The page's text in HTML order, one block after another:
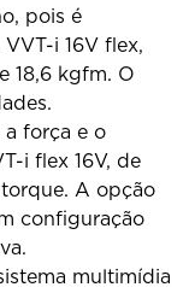
pois é
i 16V flex,
18,6 kgfm. O
força e o
i flex 16V, de
A opção
configuração
multimídia